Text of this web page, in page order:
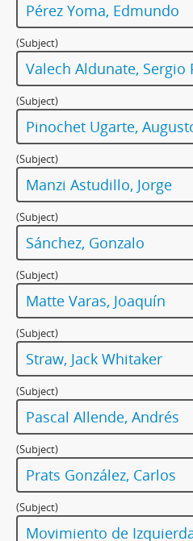
Pérez Yoma, Edmundo
(Subject)
Valech Aldunate, Sergio
(Subject)
Pinochet Ugarte,
(Subject)
Manzi Astudillo, Jorge
(Subject)
Sánchez, Gonzalo
(Subject)
Matte Varas, Joaquín
(Subject)
Straw, Jack Whitaker
(Subject)
Pascal Allende, Andrés
(Subject)
Prats González, Carlos
(Subject)
Movimiento de